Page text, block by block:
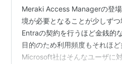
Meraki Access Managerの登
境が必要となることが少しず
Entraの契約を行うほど金銭的
目的のため利用頻度もそれほど
Microsoft社はそんなユーザに